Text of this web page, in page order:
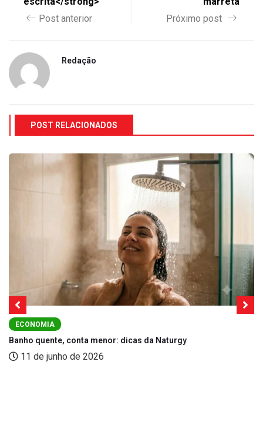
Post anterior
Próximo post
Redação
POST RELACIONADOS
ECONOMIA
Banho quente, conta menor: dicas da Naturgy
11 de junho de 2026